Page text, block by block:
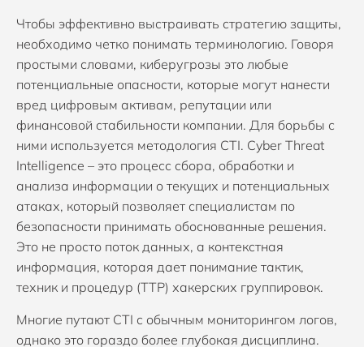
Чтобы эффективно выстраивать стратегию защиты,
необходимо четко понимать терминологию. Говоря
простыми словами, киберугрозы это любые
потенциальные опасности, которые могут нанести
вред цифровым активам, репутации или
финансовой стабильности компании. Для борьбы с
ними используется методология CTI. Cyber Threat
Intelligence – это процесс сбора, обработки и
анализа информации о текущих и потенциальных
атаках, который позволяет специалистам по
безопасности принимать обоснованные решения.
Это не просто поток данных, а контекстная
информация, которая дает понимание тактик,
техник и процедур (TTP) хакерских группировок.
Многие путают CTI с обычным мониторингом логов,
однако это гораздо более глубокая дисциплина.